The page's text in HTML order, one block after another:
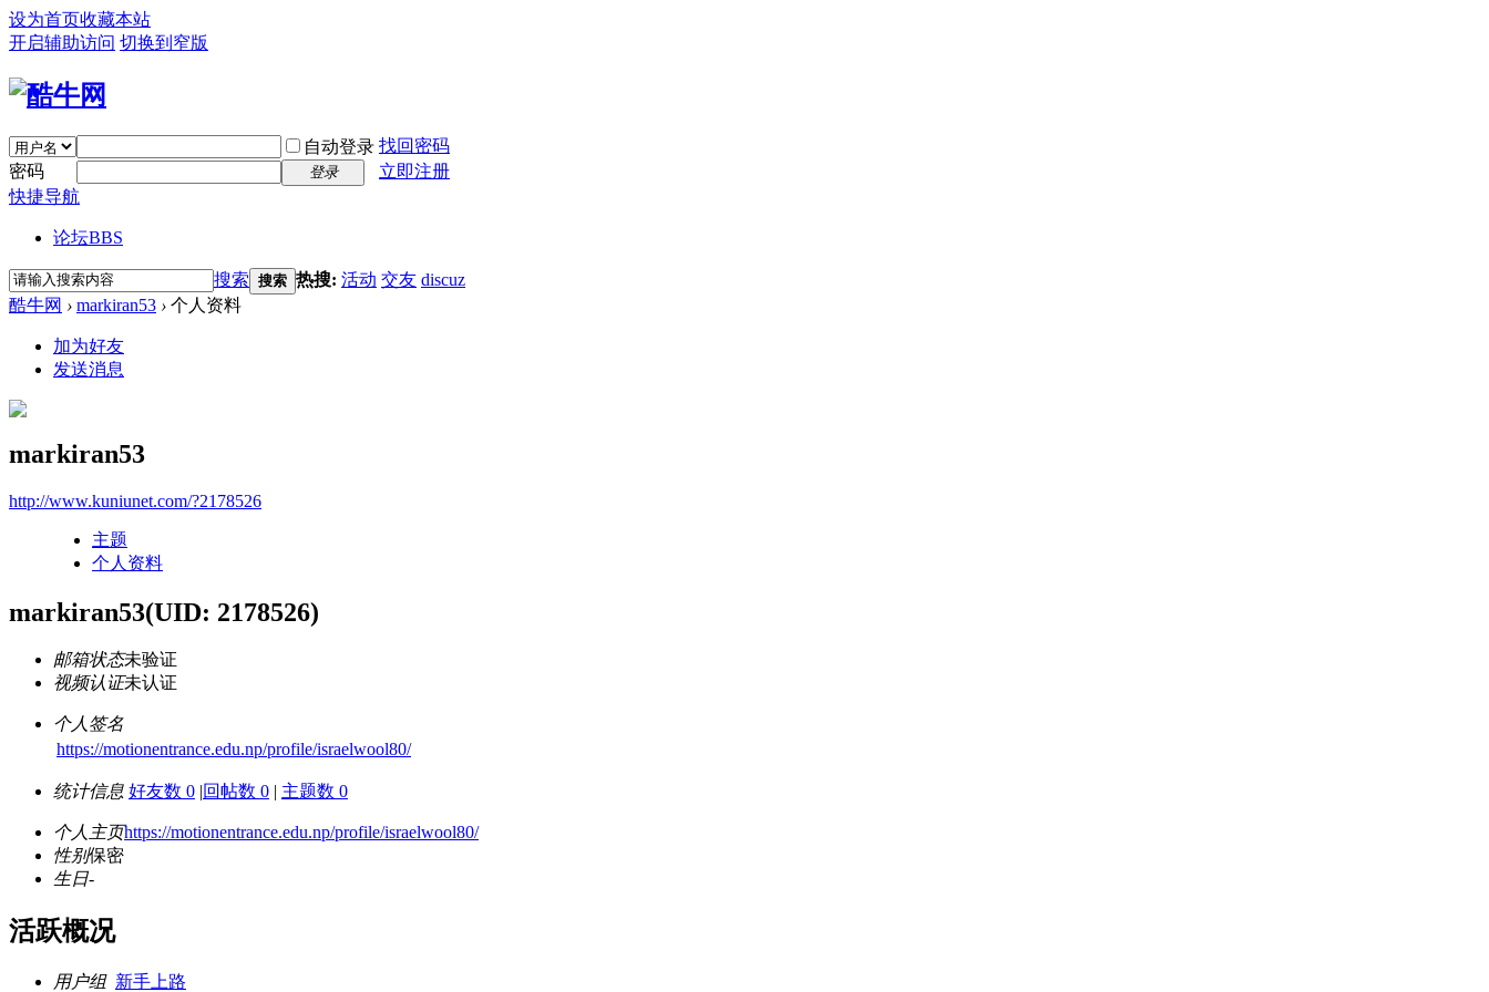
设为首页收藏本站
开启辅助访问 切换到窄版
自动登录 找回密码
密码
登录
立即注册
快捷导航
论坛BBS
搜索 搜索 热搜: 活动 交友 discuz
酷牛网 › markiran53 › 个人资料
加为好友
发送消息
markiran53
http://www.kuniunet.com/?2178526
主题
个人资料
markiran53(UID: 2178526)
邮箱状态未验证
视频认证未认证
个人签名
https://motionentrance.edu.np/profile/israelwool80/
统计信息 好友数 0 |回帖数 0 | 主题数 0
个人主页https://motionentrance.edu.np/profile/israelwool80/
性别保密
生日-
活跃概况
用户组 新手上路